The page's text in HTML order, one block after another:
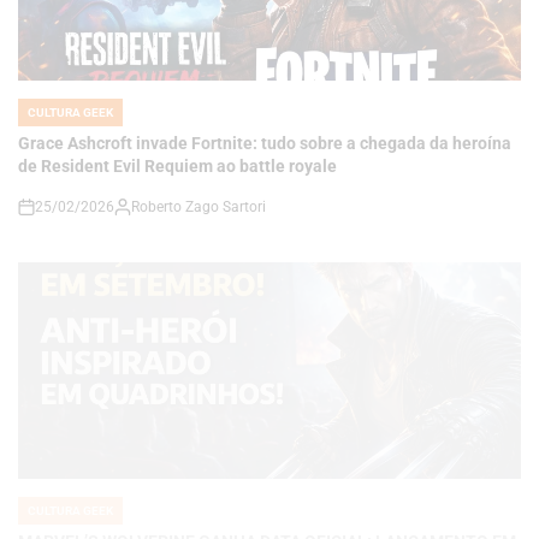
POSTED
CULTURA GEEK
Grace Ashcroft invade Fortnite: tudo sobre a chegada da heroína
de Resident Evil Requiem ao battle royale
on
25/02/2026